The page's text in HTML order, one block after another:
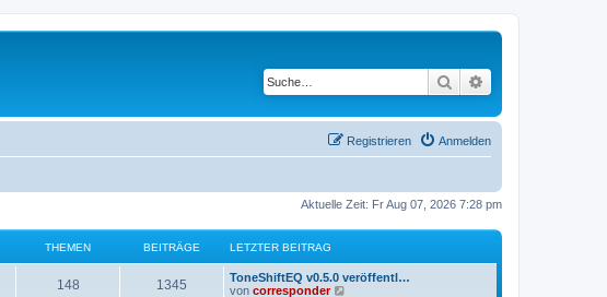
Suche
Anmelden
Registrieren
Aktuelle Zeit: Fr Aug 07, 2026 7:28 pm
THEMEN BEITRÄGE LETZTER BEITRAG
148 1345
ToneShiftEQ v0.5.0 veröffentl…
von corresponder